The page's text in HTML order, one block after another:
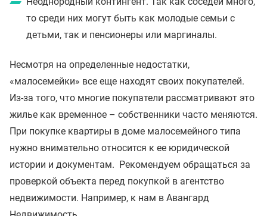
то среди них могут быть как молодые семьи с
детьми, так и пенсионеры или маргиналы.
Несмотря на определенные недостатки,
«малосемейки» все еще находят своих покупателей.
Из-за того, что многие покупатели рассматривают это
жилье как временное – собственники часто меняются.
При покупке квартиры в доме малосемейного типа
нужно внимательно относится к ее юридической
истории и документам. Рекомендуем обращаться за
проверкой объекта перед покупкой в агентство
недвижимости. Например, к нам в Авангард